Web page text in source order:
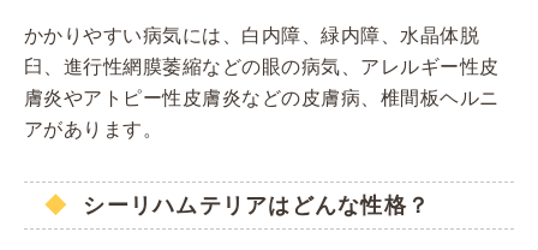
かかりやすい病気には、白内障、緑内障、水晶体脱
臼、進行性網膜萎縮などの眼の病気、アレルギー性皮
膚炎やアトピー性皮膚炎などの皮膚病、椎間板ヘルニ
アがあります。
シーリハムテリアはどんな性格？